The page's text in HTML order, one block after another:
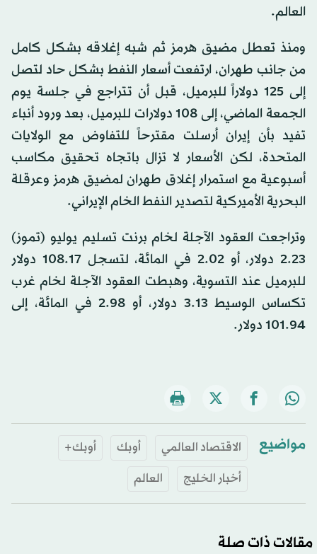
العالم.
ومنذ تعطل مضيق هرمز ثم شبه إغلاقه بشكل كامل
من جانب طهران، ارتفعت أسعار النفط بشكل حاد لتصل
إلى 125 دولاراً للبرميل، قبل أن تتراجع في جلسة يوم
الجمعة الماضي، إلى 108 دولارات للبرميل، بعد ورود أنباء
تفيد بأن إيران أرسلت مقترحاً للتفاوض مع الولايات
المتحدة، لكن الأسعار لا تزال باتجاه تحقيق مكاسب
أسبوعية مع استمرار إغلاق طهران لمضيق هرمز وعرقلة
البحرية الأميركية لتصدير النفط الخام الإيراني.
وتراجعت العقود الآجلة لخام برنت تسليم يوليو (تموز)
2.23 دولار، أو 2.02 في المائة، لتسجل 108.17 دولار
للبرميل عند التسوية، وهبطت العقود الآجلة لخام غرب
تكساس الوسيط 3.13 دولار، أو 2.98 في المائة، إلى
101.94 دولار.
مواضيع الاقتصاد العالمي أوبك
أوبك+
أخبار الخليج
العالم
مقالات ذات صلة